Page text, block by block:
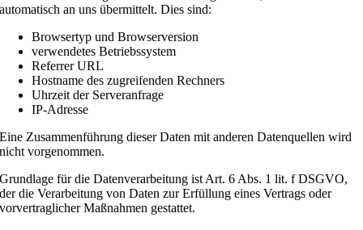
automatisch an uns übermittelt. Dies sind:
Browsertyp und Browserversion
verwendetes Betriebssystem
Referrer URL
Hostname des zugreifenden Rechners
Uhrzeit der Serveranfrage
IP-Adresse
Eine Zusammenführung dieser Daten mit anderen Datenquellen wird
nicht vorgenommen.
Grundlage für die Datenverarbeitung ist Art. 6 Abs. 1 lit. f DSGVO,
der die Verarbeitung von Daten zur Erfüllung eines Vertrags oder
vorvertraglicher Maßnahmen gestattet.